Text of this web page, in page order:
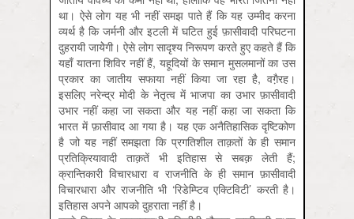
था। ऐसे लोग यह भी नहीं समझ पाते हैं कि यह उम्मीद करना
व्यर्थ है कि जर्मनी और इटली में घटित हुई फ़ासीवादी परिघटना
दुहरायी जायेेगी। ऐसे लोग सादृश्य निरूपण करते हुए कहते हैं कि
यहाँ यातना शिविर नहीं हैं, यहूदियों के समान मुसलमानों का उस
प्रकार का जातीय सफाया नहीं किया जा रहा है, वगै़रह।
इसलिए नरेन्द्र मोदी के नेतृत्व में भाजपा का उभार फ़ासीवादी
उभार नहीं कहा जा सकता और यह नहीं कहा जा सकता कि
भारत में फ़ासीवाद आ गया है। यह एक अनैतिहासिक दृष्टिकोण
है जो यह नहीं समझता कि प्रगतिशील ताक़तों के ही समान
प्रतिक्रियावादी ताक़तें भी इतिहास से सबक़ लेती हैं;
क्रान्तिकारी विचारधारा व राजनीति के ही समान फ़ासीवादी
विचारधारा और राजनीति भी ‘रिडेम्प्टिव एक्टिविटी’ करती है।
इतिहास अपने आपको दुहराता नहीं है।